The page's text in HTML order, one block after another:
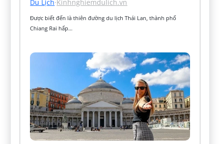
Du Lịch·Kinhnghiemdulich.vn
Được biết đến là thiên đường du lịch Thái Lan, thành phố
Chiang Rai hấp…